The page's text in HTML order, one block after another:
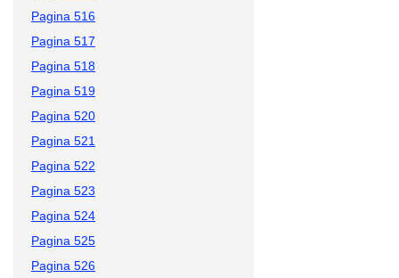
Pagina 516
Pagina 517
Pagina 518
Pagina 519
Pagina 520
Pagina 521
Pagina 522
Pagina 523
Pagina 524
Pagina 525
Pagina 526